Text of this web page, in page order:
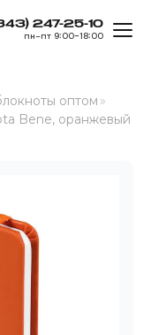
247-25-10
пн–пт 9:00–18:00
оптом »
Bene, оранжевый